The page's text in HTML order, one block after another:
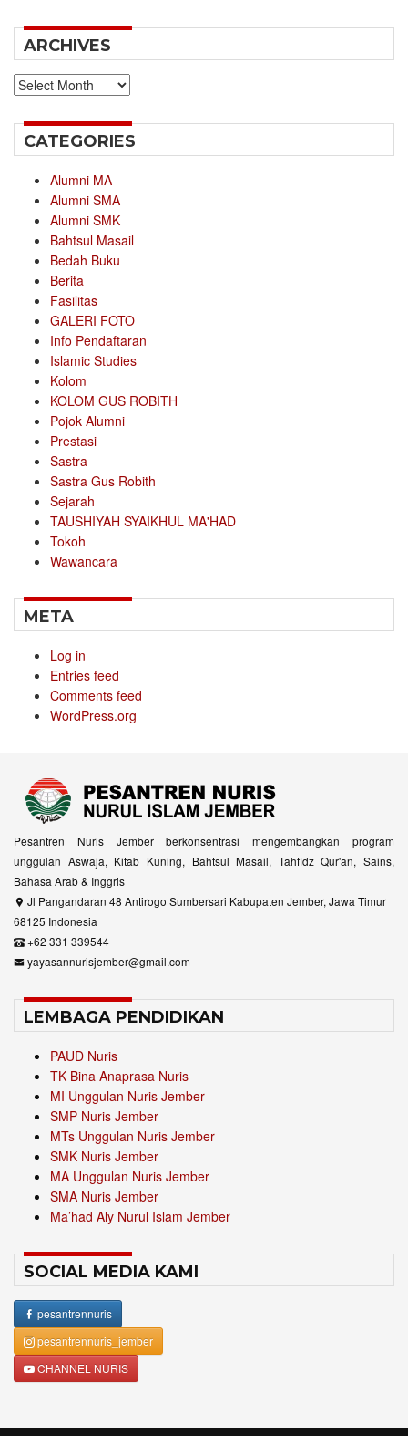
ARCHIVES
Archives
CATEGORIES
Alumni MA
Alumni SMA
Alumni SMK
Bahtsul Masail
Bedah Buku
Berita
Fasilitas
GALERI FOTO
Info Pendaftaran
Islamic Studies
Kolom
KOLOM GUS ROBITH
Pojok Alumni
Prestasi
Sastra
Sastra Gus Robith
Sejarah
TAUSHIYAH SYAIKHUL MA'HAD
Tokoh
Wawancara
META
Log in
Entries feed
Comments feed
WordPress.org
Pesantren Nuris Jember berkonsentrasi mengembangkan program
unggulan Aswaja, Kitab Kuning, Bahtsul Masail, Tahfidz Qur'an, Sains,
Bahasa Arab & Inggris
Jl Pangandaran 48 Antirogo Sumbersari Kabupaten Jember, Jawa Timur
68125 Indonesia
+62 331 339544
yayasannurisjember@gmail.com
LEMBAGA PENDIDIKAN
PAUD Nuris
TK Bina Anaprasa Nuris
MI Unggulan Nuris Jember
SMP Nuris Jember
MTs Unggulan Nuris Jember
SMK Nuris Jember
MA Unggulan Nuris Jember
SMA Nuris Jember
Ma’had Aly Nurul Islam Jember
SOCIAL MEDIA KAMI
pesantrennuris
pesantrennuris_jember
CHANNEL NURIS